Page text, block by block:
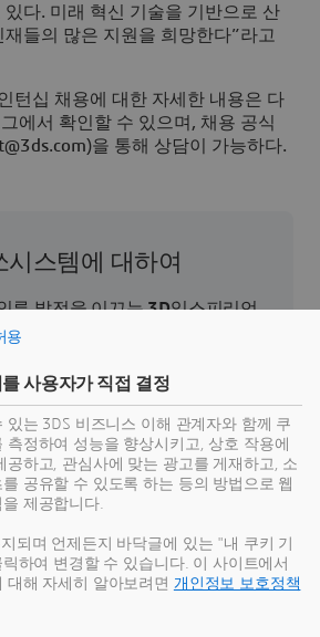
다. 미래 혁신 기술을 기반으로 산
들의 많은 지원을 희망한다”라고
턴십 채용에 대한 자세한 내용은 다
에서 확인할 수 있으며, 채용 공식
을 통해 상담이 가능하다.
시스템에 대하여
류 발전을 이끄는3D익스피리언
과 사람들이 지속 가능한 혁신을
플랫폼과 애플리케이션을 통해
얼 트윈 익스피리언스를 제공함
품의 제작, 생산 및 라이프 사이클
재정의하여 보다 지속 가능한 세
의미 있는 영향력을 발휘할 수 있
신하고있는 다쏘시스템은 150여
야에 걸친 30만 개 이상의 고객과
제공하고 있다. 보다 더 자세한 내
용
사용자가 직접 결정
있는 3DS 비즈니스 이해 관계자와 함께 쿠
측정하여 성능을 향상시키고, 상호 작용에
공하고, 관심사에 맞는 광고를 게재하고, 소
공유할 수 있도록 하는 등의 방법으로 웹
제공합니다.
되며 언제든지 바닥글에 있는 "내 쿠키 기
하여 변경할 수 있습니다. 이 사이트에서
대해 자세히 알아보려면 개인정보 보호정책